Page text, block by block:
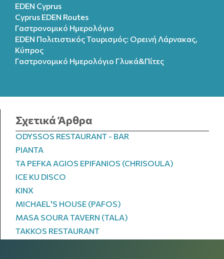
EDEN Cyprus
Cyprus EDEN Routes
Γαστρονομικό Ημερολόγιο
EDEN Πολιτιστικός Τουρισμός: Ορεινή Λάρνακας,
Κύπρος
Γαστρονομικό Ημερολόγιo Γλυκά&Πίτες
Σχετικά Άρθρα
ODYSSOS RESTAURANT - BAR
PIANTA
TA PEFKA AGIOS EPIFANIOS (CHRISOULA)
ICE KU DISCO
KINX
MICHAEL'S HOUSE (PAFOS)
MASA SOURA TAVERN (TALA)
TAKKOS RESTAURANT